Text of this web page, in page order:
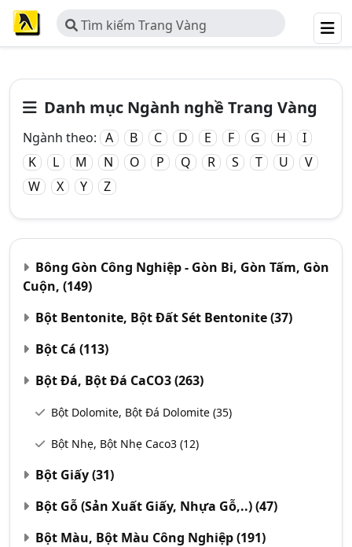
Tìm kiếm Trang Vàng
Danh mục Ngành nghề Trang Vàng
Ngành theo: A B C D E F G H
I
K
L M N O P Q R S T U
V
W
X Y Z
Bông Gòn Công Nghiệp - Gòn Bi, Gòn Tấm, Gòn
Cuộn, (149)
Bột Bentonite, Bột Đất Sét Bentonite(37)
Bột Cá (113)
Bột Đá, Bột Đá CaCO3(263)
Bột Dolomite, Bột Đá Dolomite (35)
Bột Nhẹ, Bột Nhẹ Caco3 (12)
Bột Giấy(31)
Bột Gỗ (Sản Xuất Giấy, Nhựa Gỗ,..)(47)
Bột Màu, Bột Màu Công Nghiệp(191)